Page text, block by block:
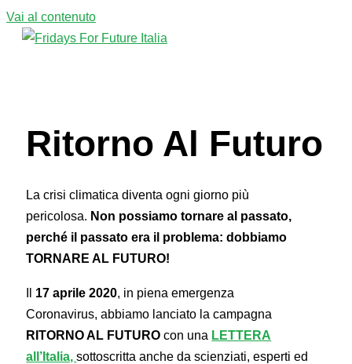
Vai al contenuto
Ritorno Al Futuro
La crisi climatica diventa ogni giorno più
pericolosa. Non possiamo tornare al passato,
perché il passato era il problema: dobbiamo
TORNARE AL FUTURO!
Il 17 aprile 2020, in piena emergenza
Coronavirus, abbiamo lanciato la campagna
RITORNO AL FUTURO con una LETTERA
all’Italia,sottoscritta anche da scienziati, esperti ed